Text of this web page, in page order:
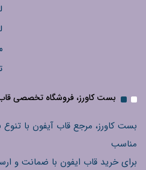
بست کاورز، فروشگاه تخصصی
بست کاورز، مرجع قاب آیفون با
مناسب
برای خرید قاب ایفون با ضمانت و